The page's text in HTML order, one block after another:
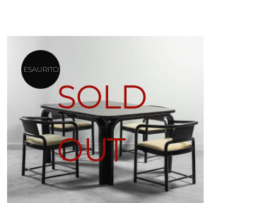
SOLD
OUT
ESAURITO